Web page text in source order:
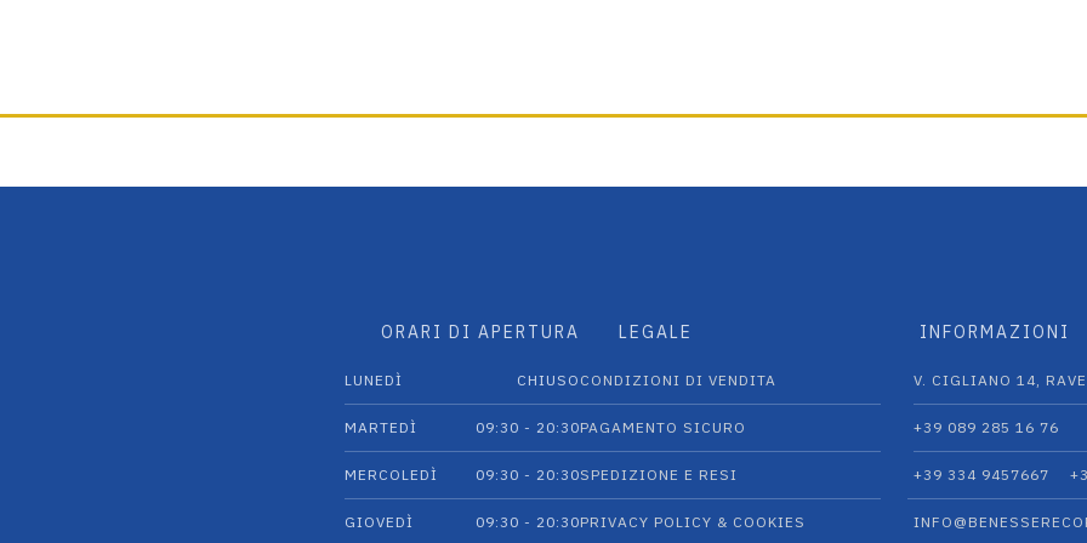
prodotto
prodotto
ORARI DI APERTURA
LUNEDÌ CHIUSO
MARTEDÌ 09:30 - 20:30
MERCOLEDÌ 09:30 - 20:30
GIOVEDÌ 09:30 - 20:30
LEGALE
CONDIZIONI DI VENDITA
PAGAMENTO SICURO
SPEDIZIONE E RESI
PRIVACY POLICY & COOKIES
INFORMAZIONI
V. CIGLIANO 14,
+39 089 285 16 76
+39 334 9457667‬